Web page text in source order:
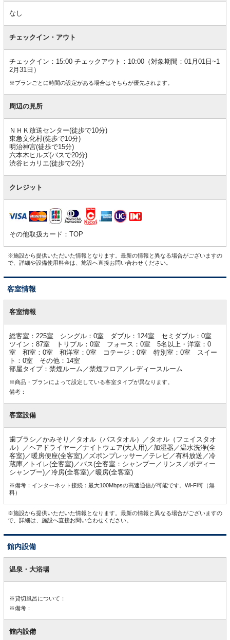
なし
チェックイン・アウト
チェックイン：15:00 チェックアウト：10:00（対象期間：01月01日~1
2月31日）
※プランごとに時間の設定がある場合はそちらが優先されます。
周辺の見所
ＮＨＫ放送センター(徒歩で10分)
東急文化村(徒歩で10分)
明治神宮(徒歩で15分)
六本木ヒルズ(バスで20分)
渋谷ヒカリエ(徒歩で2分)
クレジット
その他取扱カード：TOP
※施設から提供いただいた情報となります。最新の情報と異なる場合がございますの
で、詳細や設備使用料金は、施設へ直接お問い合わせください。
客室情報
室客室情報
総客室：225室 シングル：0室 ダブル：124室 セミダブル：0室
ツイン：87室 トリプル：0室 フォース：0室 5名以上・洋室：0
室 和室：0室 和洋室：0室 コテージ：0室 特別室：0室 スイー
ト：0室 その他：14室
部屋タイプ：禁煙ルーム／禁煙フロア／レディースルーム
※商品・プランによって設定している客室タイプが異なります。
備考：
客室設備
歯ブラシ／かみそり／タオル（バスタオル）／タオル（フェイスタオ
ル）／ヘアドライヤー／ナイトウェア(大人用)／加湿器／温水洗浄(全
客室)／暖房便座(全客室)／ズボンプレッサー／テレビ／有料放送／冷
蔵庫／トイレ(全客室)／バス(全客室：シャンプー／リンス／ボディー
シャンプー)／冷房(全客室)／暖房(全客室)
※備考：インターネット接続：最大100Mbpsの高速通信が可能です。Wi-Fi可（無
料）
※施設から提供いただいた情報となります。最新の情報と異なる場合がございますの
で、詳細は、施設へ直接お問い合わせください。
館内設備
内温泉・大浴場
※貸切風呂について：
※備考：
館内設備